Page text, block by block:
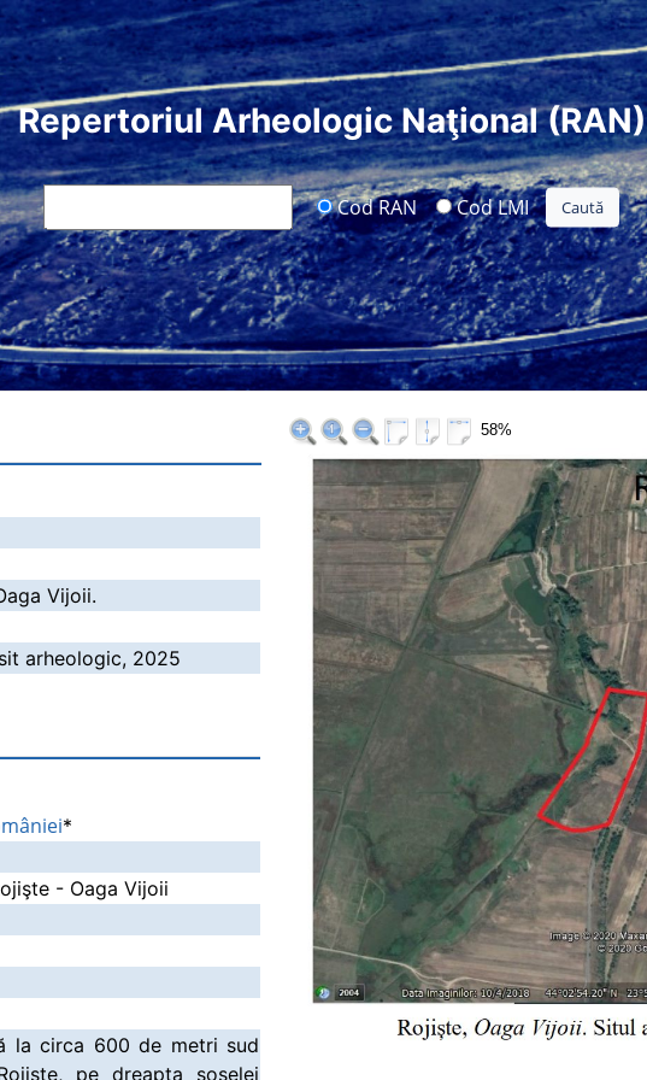
Repertoriul Arheologic Naţional (RAN)
Cod RAN Cod LMI
Vijoii.
arheologic, 2025
*
- Oaga Vijoii
la circa 600 de metri sud
pe dreapta şoselei
58%